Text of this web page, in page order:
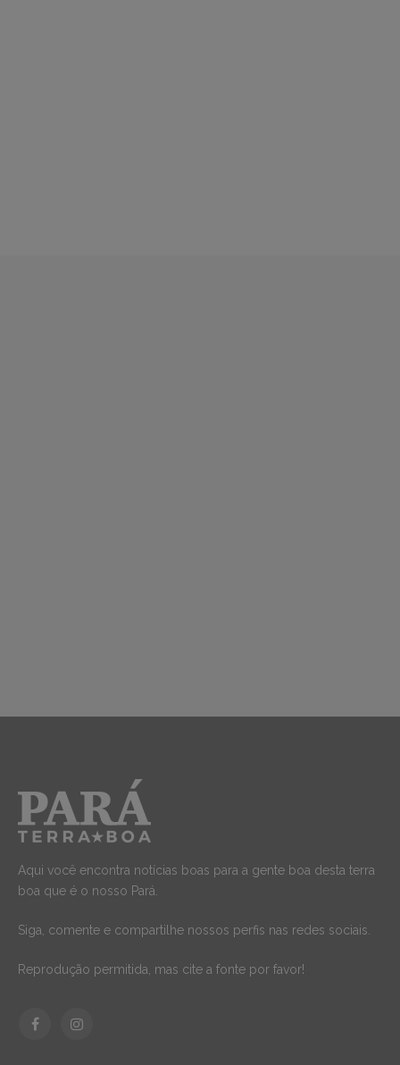
Aqui você encontra notícias boas para a gente boa desta terra
boa que é o nosso Pará.
Siga, comente e compartilhe nossos perfis nas redes sociais.
Reprodução permitida, mas cite a fonte por favor!
FacebookInstagram